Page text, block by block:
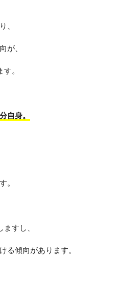
、
が、
。
自身。
。
すし、
る傾向があります。